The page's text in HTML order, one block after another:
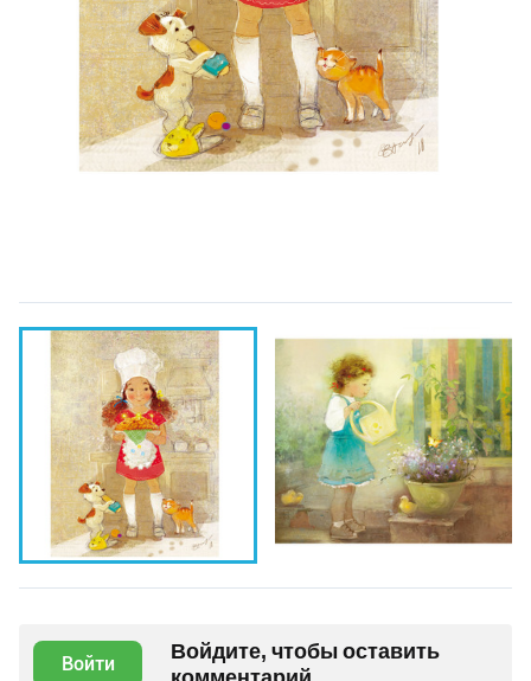
Войти
Войдите, чтобы оставить